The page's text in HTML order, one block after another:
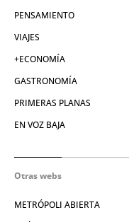
PENSAMIENTO
VIAJES
+ECONOMÍA
GASTRONOMÍA
PRIMERAS PLANAS
EN VOZ BAJA
Otras webs
METRÓPOLI ABIERTA